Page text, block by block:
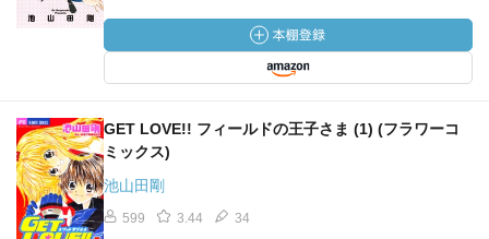
GET LOVE!! フィールドの王子さま (1) (フラワーコ
ミックス)
池山田剛
599 3.44 34